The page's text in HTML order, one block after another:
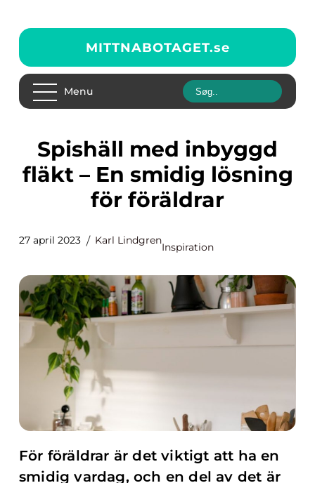
MITTNABOTAGET.se
Menu
Spishäll med inbyggd
fläkt – En smidig lösning
för föräldrar
27 april 2023 Karl Lindgren
Inspiration
För föräldrar är det viktigt att ha en
smidig vardag, och en del av det är